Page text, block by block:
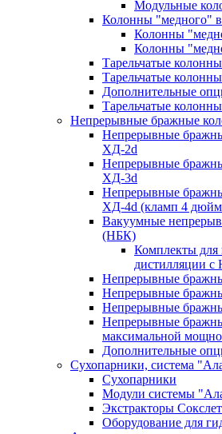
Модульные
Колонны "медного"
Колонны
Колонны
Тарельчатые
Тарельчатые
Дополнительные
Тарельчатые
Непрерывные бражные
Непрерывные
ХД-2d
Непрерывные
ХД-3d
Непрерывные
ХД-4d (кламп 4
Вакуумные
(НБК)
Комплекты для
дистилляции
Непрерывные
Непрерывные
Непрерывные
Непрерывные
максимальной
Дополнительные
Сухопарники, система
Сухопарники
Модули системы
Экстракторы
Оборудование для